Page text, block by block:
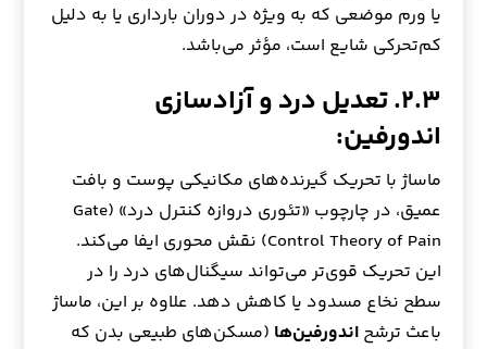
یا ورم موضعی که به ویژه در دوران بارداری یا به دلیل
کم‌تحرکی شایع است، مؤثر می‌باشد.
۲.۳. تعدیل درد و آزادسازی
اندورفین:
ماساژ با تحریک گیرنده‌های مکانیکی پوست و بافت
عمیق، در چارچوب «تئوری دروازه کنترل درد» (Gate
Control Theory of Pain) نقش محوری ایفا می‌کند.
این تحریک قوی‌تر می‌تواند سیگنال‌های درد را در
سطح نخاع مسدود یا کاهش دهد. علاوه بر این، ماساژ
باعث ترشحاندورفین‌ها (مسکن‌های طبیعی بدن که